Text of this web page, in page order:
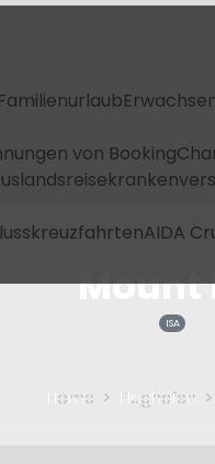
Familienurlaub
von Booking
AIDA
Mount
ISA
Home Flughafen